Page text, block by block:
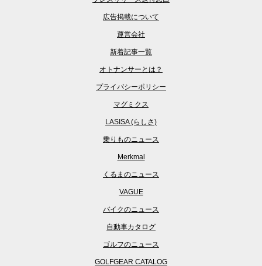
広告掲載について
運営会社
新着記事一覧
オトナンサーとは？
プライバシーポリシー
マグミクス
LASISA (らしさ)
乗りものニュース
Merkmal
くるまのニュース
VAGUE
バイクのニュース
自動車カタログ
ゴルフのニュース
GOLFGEAR CATALOG